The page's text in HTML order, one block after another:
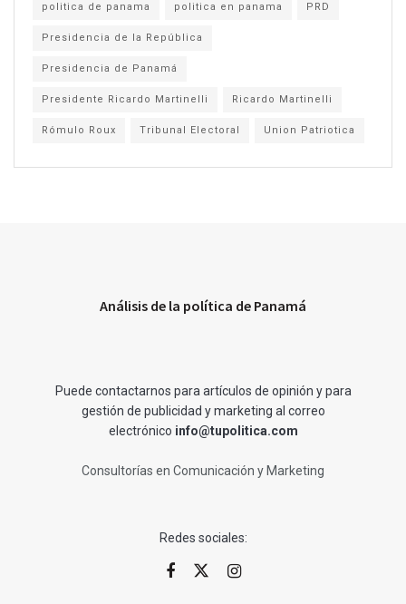
politica de panama politica en panama PRD
Presidencia de la República
Presidencia de Panamá
Presidente Ricardo Martinelli Ricardo Martinelli
Rómulo Roux Tribunal Electoral Union Patriotica
Análisis de la política de Panamá
Puede contactarnos para artículos de opinión y para
gestión de publicidad y marketing al correo
electrónico info@tupolitica.com
Consultorías en Comunicación y Marketing
Redes sociales: